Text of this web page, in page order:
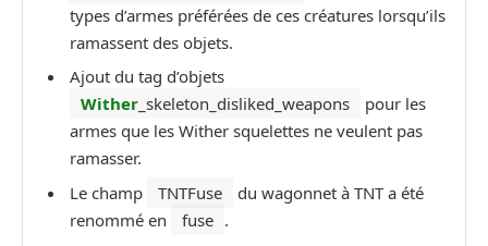
types d’armes préférées de ces créatures lorsqu’ils
ramassent des objets.
Ajout du tag d’objets
Wither _skeleton_disliked_weapons
pour les
armes que les Wither squelettes ne veulent pas
ramasser.
Le champ
TNTFuse
du wagonnet à TNT a été
renommé en
fuse .